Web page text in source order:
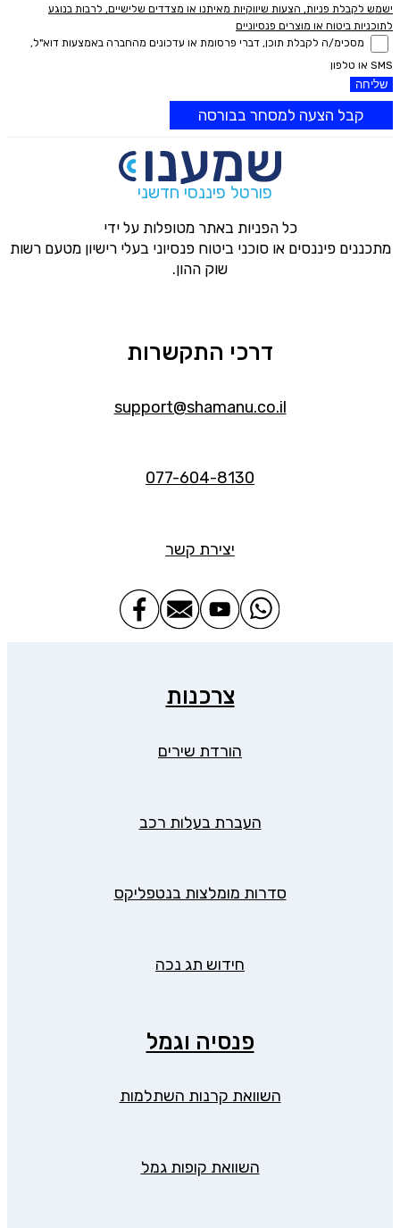
ישמש לקבלת פניות, הצעות שיווקיות מאיתנו או מצדדים שלישיים, לרבות בנוגע
לתוכניות ביטוח או מוצרים פנסיוניים
מסכימ/ה לקבלת תוכן, דברי פרסומת או עדכונים מהחברה באמצעות דוא"ל,
SMS או טלפון
שליחה
קבל הצעה למסחר בבורסה
פורטל פיננסי חדשני
כל הפניות באתר מטופלות על ידי
מתכננים פיננסים או סוכני ביטוח פנסיוני בעלי רישיון מטעם רשות
שוק ההון.
דרכי התקשרות
support@shamanu.co.il
077-604-8130
יצירת קשר
צרכנות
הורדת שירים
העברת בעלות רכב
סדרות מומלצות בנטפליקס
חידוש תג נכה
פנסיה וגמל
השוואת קרנות השתלמות
השוואת קופות גמל